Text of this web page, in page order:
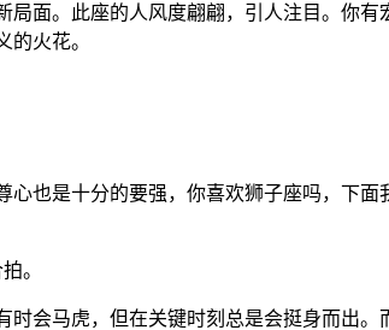
面。此座的人风度翩翩，引人注目。你
火花。
也是十分的要强，你喜欢狮子座吗，下
。
会马虎，但在关键时刻总是会挺身而出